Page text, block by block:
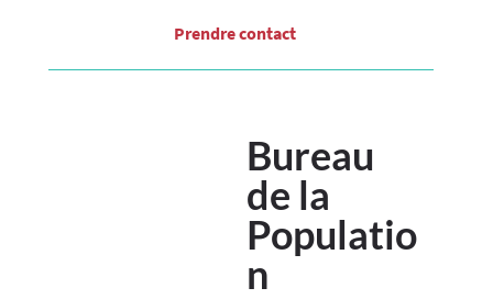
Prendre contact​
Bureau
de la
Populatio
n